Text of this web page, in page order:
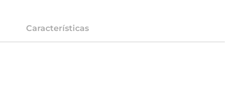
Características